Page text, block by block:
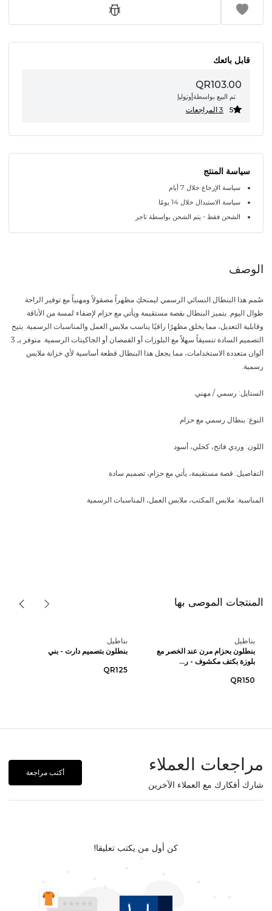
قابل بائعك
QR103.00
تم البيع بواسطةأوتوليا
5 3 المراجعات
سياسة المنتج
سياسة الإرجاع خلال 7 أيام
سياسة الاستبدال خلال 14 يومًا
الشحن فقط - يتم الشحن بواسطة تاجر
الوصف
صُمم هذا البنطال النسائي الرسمي ليمنحكِ مظهراً مصقولاً ومهنياً مع توفير الراحة
طوال اليوم. يتميز البنطال بقصة مستقيمة ويأتي مع حزام لإضفاء لمسة من الأناقة
وقابلية التعديل، مما يخلق مظهرًا راقيًا يناسب ملابس العمل والمناسبات الرسمية. يتيح
التصميم السادة تنسيقاً سهلاً مع البلوزات أو القمصان أو الجاكيتات الرسمية. متوفر بـ 3
ألوان متعددة الاستخدامات، مما يجعل هذا البنطال قطعة أساسية لأي خزانة ملابس
رسمية.
الستايل: رسمي / مهني
النوع: بنطال رسمي مع حزام
اللون: وردي فاتح، كحلي، أسود
التفاصيل: قصة مستقيمة، يأتي مع حزام، تصميم سادة
المناسبة: ملابس المكتب، ملابس العمل، المناسبات الرسمية
المنتجات الموصى بها
بناطيل
بنطلون بحزام مرن عند الخصر مع
بلوزة بكتف مكشوف - ر...
QR150
بناطيل
بنطلون بتصميم دارت - بني
QR125
مراجعات العملاء
شارك أفكارك مع العملاء الآخرين
أكتب مراجعة
كن أول من يكتب تعليقا!